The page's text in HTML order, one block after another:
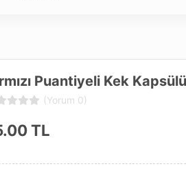
Puantiyeli Kek
(Yorum 0)
TL